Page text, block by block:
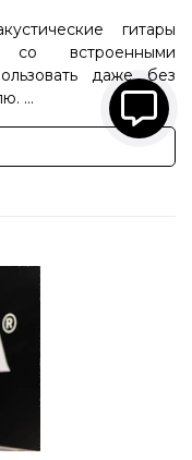
гитары
со встроенными
даже без
...